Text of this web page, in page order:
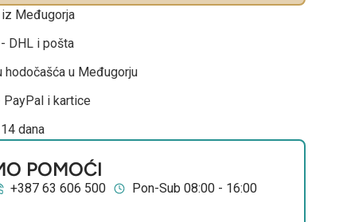
Međugorja
DHL i pošta
hodočašća u Međugorju
PayPal i kartice
dana
POMOĆI
+387 63 606 500
Pon-Sub 08:00 - 16:00